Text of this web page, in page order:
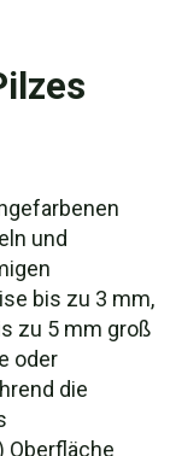
und
bis zu 3 mm,
zu 5 mm groß
oder
die
Oberfläche